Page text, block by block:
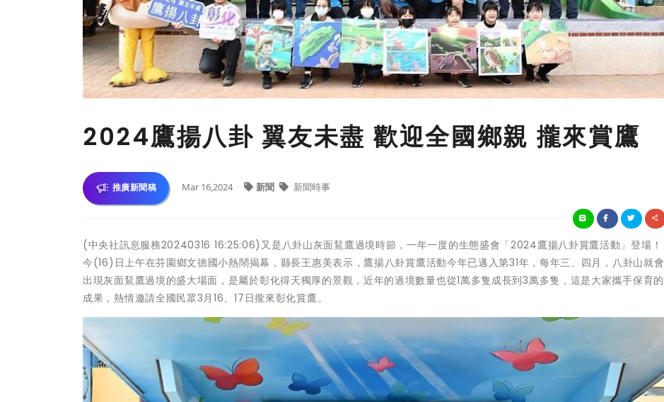
2024鷹揚八卦 翼友未盡 歡迎全國鄉親 攏來賞鷹
推廣新聞稿 Mar 16,2024 新聞 新聞時事
(中央社訊息服務20240316 16:25:06)又是八卦山灰面鵟鷹過境時節，一年一度的生態盛會「2024鷹揚八卦賞鷹活動」登場！
今(16)日上午在芬園鄉文德國小熱鬧揭幕，縣長王惠美表示，鷹揚八卦賞鷹活動今年已邁入第31年，每年三、四月，八卦山就會
出現灰面鵟鷹過境的盛大場面，是屬於彰化得天獨厚的景觀，近年的過境數量也從1萬多隻成長到3萬多隻，這是大家攜手保育的
成果，熱情邀請全國民眾3月16、17日攏來彰化賞鷹。